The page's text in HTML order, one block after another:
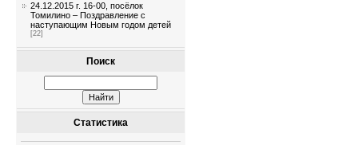
24.12.2015 г. 16-00, посёлок
Томилино – Поздравление с
наступающим Новым годом детей
[22]
Поиск
Статистика